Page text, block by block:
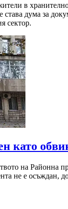
в хранително-
става дума за
сектор.
като
на Районна
не е осъждан,